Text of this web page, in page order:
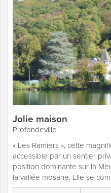
Jolie maison
Profondeville
« Les Ramiers », cette
accessible par un sentier
position dominante sur la
la vallée mosane. Elle se